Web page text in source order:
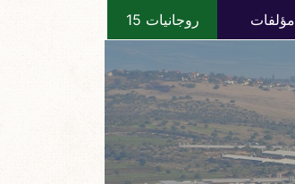
مؤلفات روجانيات 15